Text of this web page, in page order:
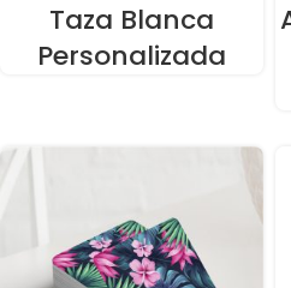
Taza Blanca
Personalizada